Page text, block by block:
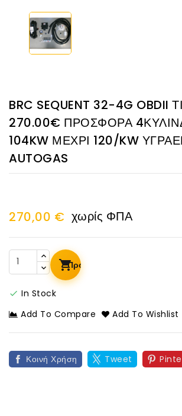
BRC SEQUENT 32-4G OBDII
270.00€ ΠΡΟΣΦΟΡΑ
104KW ΜΕΧΡΙ 120/KW
AUTOGAS
270,00 € χωρίς ΦΠΑ
Προσθήκη Στο Καλάθι
 In Stock
Add To Compare
Add To Wishlist
Κοινή Χρήση Tweet